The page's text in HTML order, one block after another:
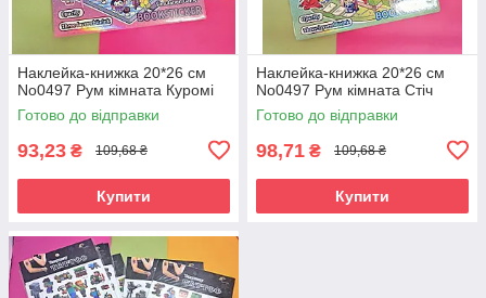
Наклейка-книжка 20*26 см
No0497 Рум кімната Куромі
Готово до відправки
93,23 ₴ 109,68 ₴
Купити
Наклейка-книжка 20*26 см
No0497 Рум кімната Стіч
Готово до відправки
98,71 ₴ 109,68 ₴
Купити